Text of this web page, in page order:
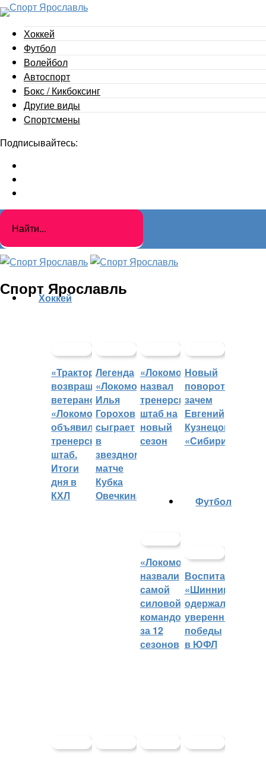
Хоккей
Футбол
Волейбол
Автоспорт
Бокс / Кикбоксинг
Другие виды
Cпортсмены
Подписывайтесь:
Спорт Ярославль
Хоккей
«Трактор»
возвращает
ветеранов,
«Локомотив»
объявил
тренерский
штаб.
Итоги
дня в
КХЛ
Легенда
«Локомотива»
Илья
Горохов
сыграет
в
звездном
матче
Кубка
Овечкина
«Локомотив»
назвал
тренерский
штаб на
новый
сезон
Новый
поворот:
зачем
Евгений
Кузнецов
«Сибири»?
«Локомотив»
назвали
самой
силовой
командой
за 12
сезонов
Футбол
Воспитанники
«Шинника»
одержали
уверенные
победы
в ЮФЛ